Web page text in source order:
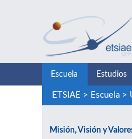
Escuela Estudios
ETSIAE > Escuela>
Misión, Visión y